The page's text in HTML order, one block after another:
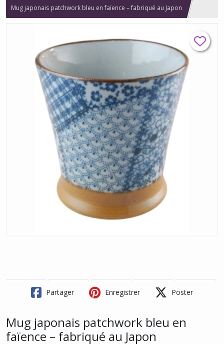
Mug japonais patchwork bleu en faïence – fabriqué au Japon
Partager Enregistrer Poster
Mug japonais patchwork bleu en
faïence – fabriqué au Japon